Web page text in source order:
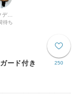
待ち
250
ード付き